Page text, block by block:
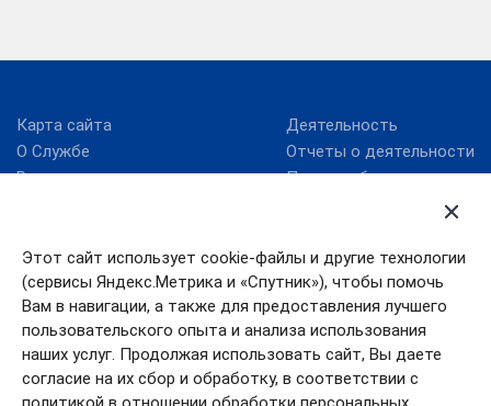
Этот сайт использует cookie-файлы и другие технологии
(сервисы Яндекс.Метрика и «Спутник»), чтобы помочь
Вам в навигации, а также для предоставления лучшего
пользовательского опыта и анализа использования
наших услуг. Продолжая использовать сайт, Вы даете
согласие на их сбор и обработку, в соответствии с
Карта сайта
О Службе
Руководство
Деятельность
Отчеты о деятельности
Планы работ
Результаты проверок
Противодействие
коррупции
Противодействие
ВетИС
КНД службы
Компартментализация
Реформа КНД